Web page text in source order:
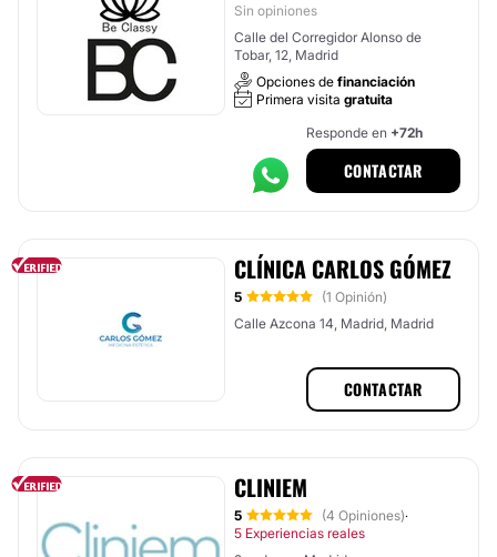
Sin opiniones
Calle del Corregidor Alonso de
Tobar, 12, Madrid
Opciones de financiación
Primera visita gratuita
Responde en +72h
CONTACTAR
CLÍNICA CARLOS GÓMEZ
5
(1 Opinión)
Calle Azcona 14, Madrid, Madrid
CONTACTAR
CLINIEM
5 (4 Opiniones)·
5 Experiencias reales